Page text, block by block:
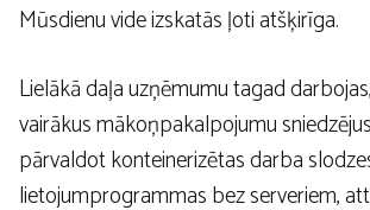
Mūsdienu vide izskatās ļoti atšķirīga.
Lielākā daļa uzņēmumu tagad
vairākus mākoņpakalpojumu
pārvaldot konteinerizētas darba
lietojumprogrammas bez serveriem,